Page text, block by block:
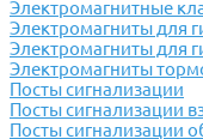
Электромагнитные
Электромагниты для
Электромагниты для
Электромагниты
Посты сигнализации
Посты сигнализации
Посты